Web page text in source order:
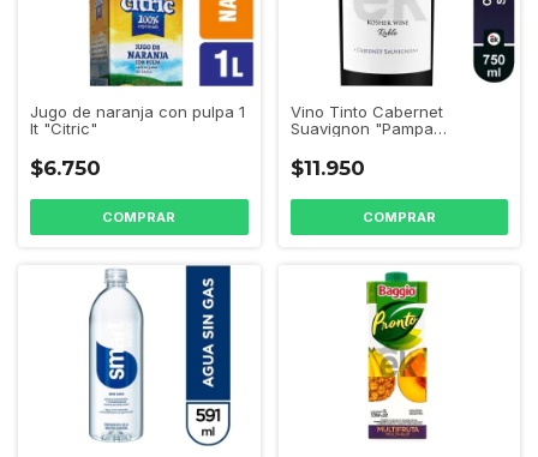
Jugo de naranja con pulpa 1
lt "Citric"
$6.750
Vino Tinto Cabernet
Suavignon "Pampa
$11.950